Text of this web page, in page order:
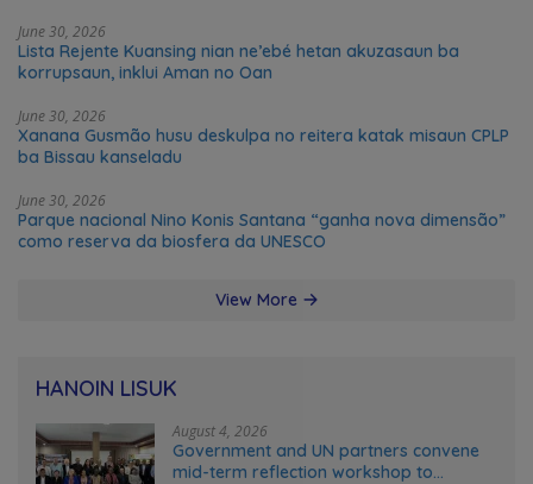
June 30, 2026
Lista Rejente Kuansing nian ne’ebé hetan akuzasaun ba
korrupsaun, inklui Aman no Oan
June 30, 2026
Xanana Gusmão husu deskulpa no reitera katak misaun CPLP
ba Bissau kanseladu
June 30, 2026
Parque nacional Nino Konis Santana “ganha nova dimensão”
como reserva da biosfera da UNESCO
View More
HANOIN LISUK
August 4, 2026
Government and UN partners convene
mid-term reflection workshop to